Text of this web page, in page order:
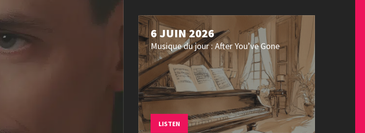
6 JUIN 2026
Musique du jour : After You’ve Gone
LISTEN